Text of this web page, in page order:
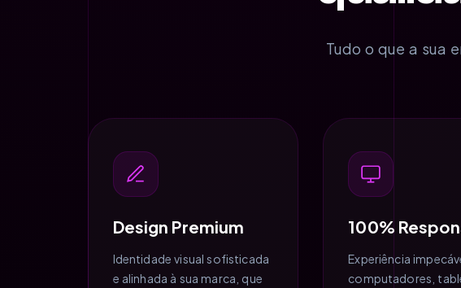
Tudo o que a sua
Design Premium
Identidade visual sofisticada
e alinhada à sua marca, que
100%
Experiência
computadores,